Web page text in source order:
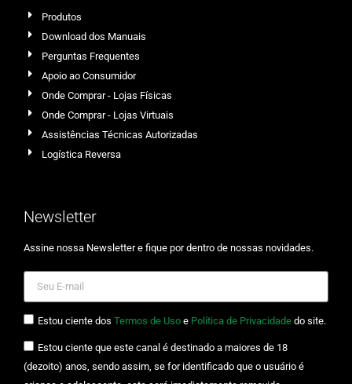
Produtos
Download dos Manuais
Perguntas Frequentes
Apoio ao Consumidor
Onde Comprar - Lojas Físicas
Onde Comprar - Lojas Virtuais
Assistências Técnicas Autorizadas
Logística Reversa
Newsletter
Assine nossa Newsletter e fique por dentro de nossas novidades.
Estou ciente dos Termos de Uso e Política de Privacidade do site.
Estou ciente que este canal é destinado a maiores de 18
(dezoito) anos, sendo assim, se for identificado que o usuário é